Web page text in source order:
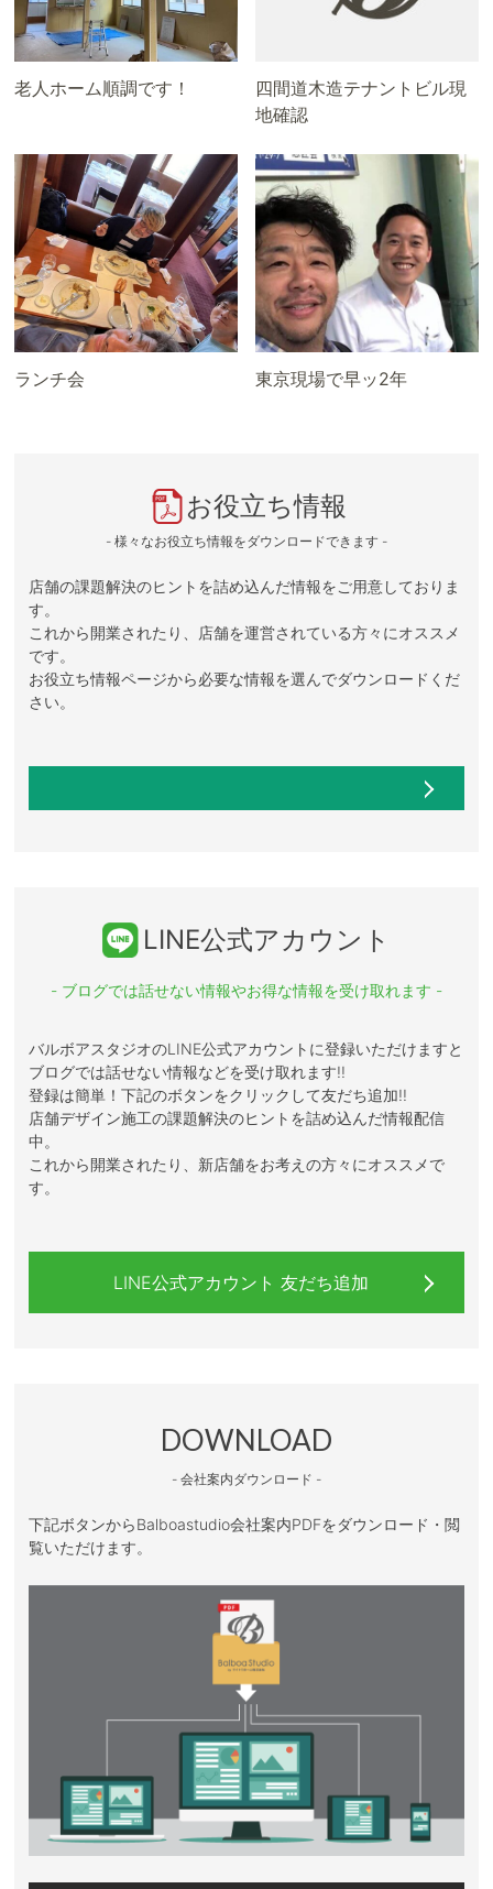
老人ホーム順調です！
四間道木造テナントビル現
地確認
ランチ会 東京現場で早ッ2年
お役立ち情報
- 様々なお役立ち情報をダウンロードできます -
店舗の課題解決のヒントを詰め込んだ情報をご用意しておりま
す。
これから開業されたり、店舗を運営されている方々にオススメ
です。
お役立ち情報ページから必要な情報を選んでダウンロードくだ
さい。
LINE公式アカウント
- ブログでは話せない情報やお得な情報を受け取れます -
バルボアスタジオのLINE公式アカウントに登録いただけますと
ブログでは話せない情報などを受け取れます!!
登録は簡単！下記のボタンをクリックして友だち追加!!
店舗デザイン施工の課題解決のヒントを詰め込んだ情報配信
中。
これから開業されたり、新店舗をお考えの方々にオススメで
す。
LINE公式アカウント 友だち追加
DOWNLOAD
- 会社案内ダウンロード -
下記ボタンからBalboastudio会社案内PDFをダウンロード・閲
覧いただけます。